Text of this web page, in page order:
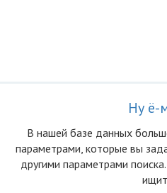
Ну ё-
В нашей базе данных
параметрами, которые вы
другими параметрами